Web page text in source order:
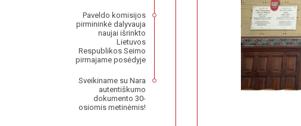
Paveldo komisijos
pirmininkė dalyvauja
naujai išrinkto
Lietuvos
Respublikos Seimo
pirmajame posėdyje
Sveikiname su Nara
autentiškumo
dokumento 30-
osiomis metinėmis!